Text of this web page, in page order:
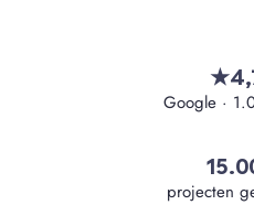
★
Google ·
projecten